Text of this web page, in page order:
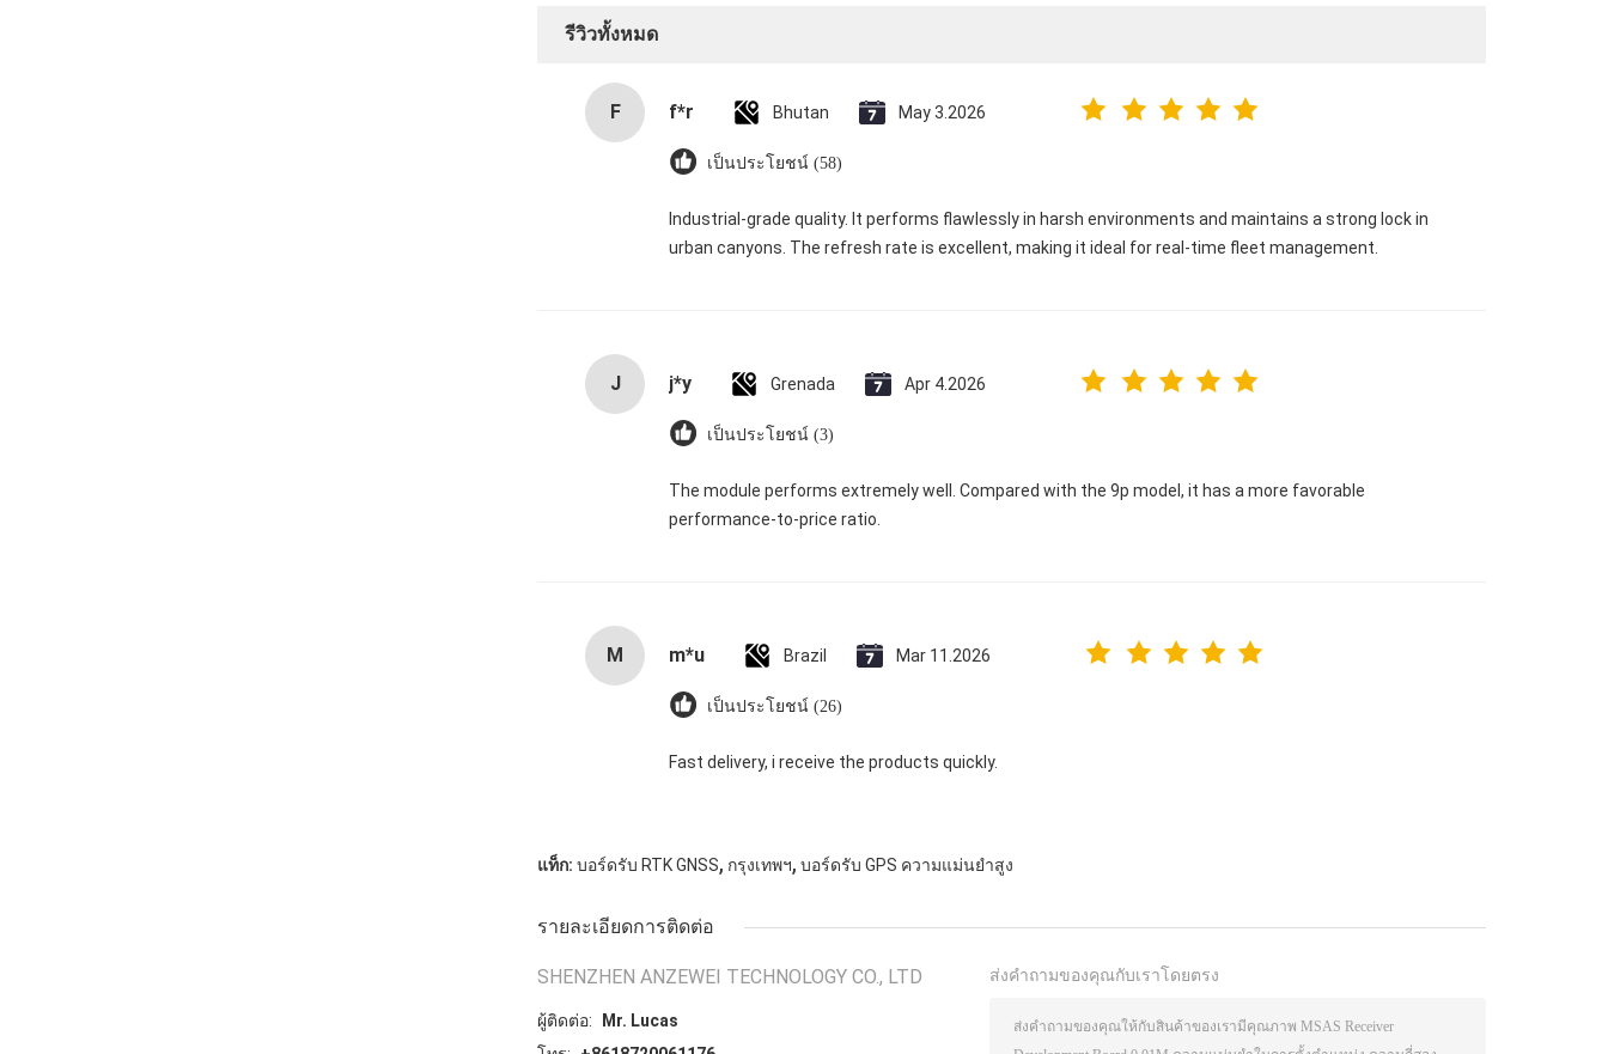
รีวิวทั้งหมด
F f*r Bhutan May 3.2026
เป็นประโยชน์ (58)
Industrial-grade quality. It performs flawlessly in harsh environments and maintains a strong lock in
urban canyons. The refresh rate is excellent, making it ideal for real-time fleet management.
J j*y Grenada Apr 4.2026
เป็นประโยชน์ (3)
The module performs extremely well. Compared with the 9p model, it has a more favorable
performance-to-price ratio.
M m*u Brazil Mar 11.2026
เป็นประโยชน์ (26)
Fast delivery, i receive the products quickly.
แท็ก: บอร์ดรับ RTK GNSS, กรุงเทพฯ, บอร์ดรับ GPS ความแม่นยําสูง
รายละเอียดการติดต่อ
SHENZHEN ANZEWEI TECHNOLOGY CO., LTD
ผู้ติดต่อ:
Mr. Lucas
ส่งคำถามของคุณกับเราโดยตรง